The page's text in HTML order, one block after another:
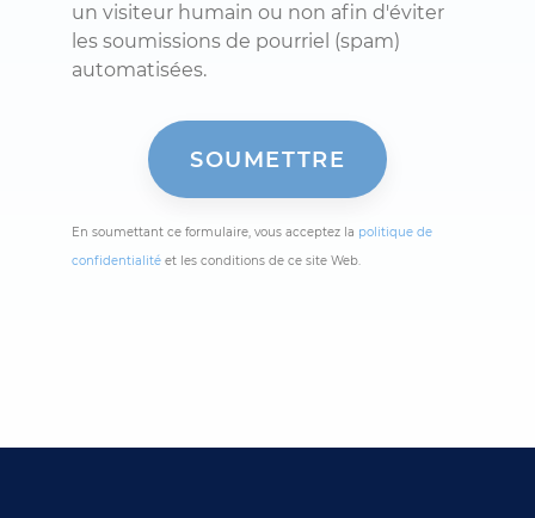
un visiteur humain ou non afin d'éviter
les soumissions de pourriel (spam)
automatisées.
En soumettant ce formulaire, vous acceptez la politique de
confidentialité et les conditions de ce site Web.